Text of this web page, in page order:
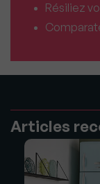
Résiliez
Articles